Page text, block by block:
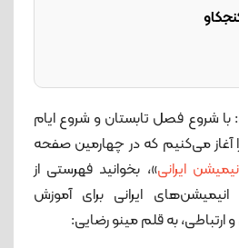
با شروع فصل تابستان و شروع ایام
آغاز می‌کنیم که در چهارمین صفحه
ایرانی»، بخوانید فهرستی از
ایرانی برای آموزش
ارتباطی، به قلم مینو رضایی: